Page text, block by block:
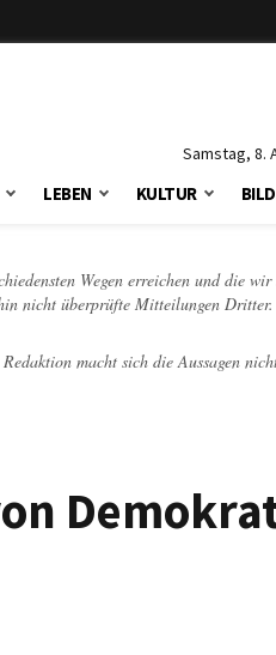
Samstag, 8.
LEBEN KULTUR
Wegen erreichen und die
nicht überprüfte Mitteilungen
macht sich die Aussagen